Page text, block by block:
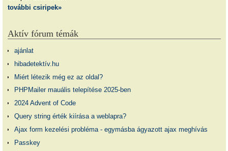
további csiripek»
Aktív fórum témák
ajánlat
hibadetektív.hu
Miért létezik még ez az oldal?
PHPMailer mauális telepítése 2025-ben
2024 Advent of Code
Query string érték kiírása a weblapra?
Ajax form kezelési probléma - egymásba ágyazott ajax meghívás
Passkey